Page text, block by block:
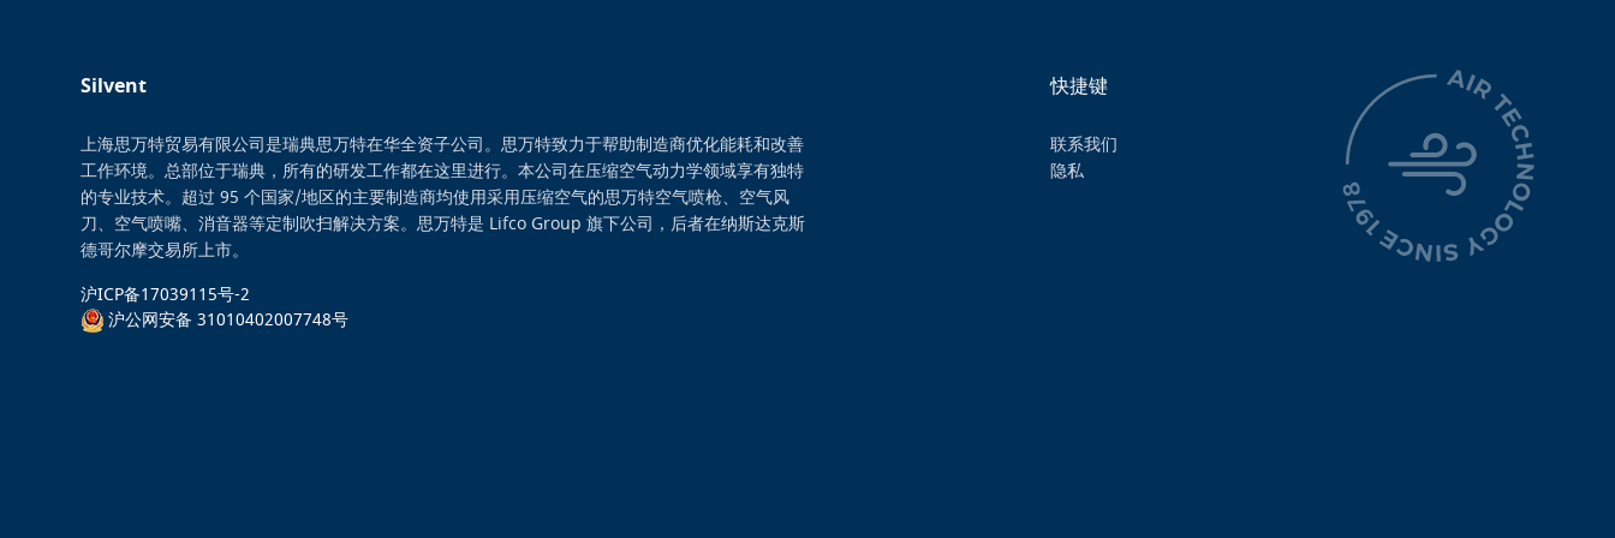
Silvent
上海思万特贸易有限公司是瑞典思万特在华全资子公司。思万特致力于帮助制造商优化能耗和改善
工作环境。总部位于瑞典，所有的研发工作都在这里进行。本公司在压缩空气动力学领域享有独特
的专业技术。超过 95 个国家/地区的主要制造商均使用采用压缩空气的思万特空气喷枪、空气风
刀、空气喷嘴、消音器等定制吹扫解决方案。思万特是 Lifco Group 旗下公司，后者在纳斯达克斯
德哥尔摩交易所上市。
沪ICP备17039115号-2
沪公网安备 31010402007748号
快捷键
联系我们
隐私